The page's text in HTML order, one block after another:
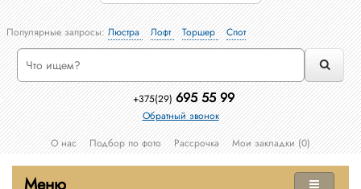
Популярные запросы:Люстра Лофт Торшер Спот
+375(29) 695 55 99
Обратный звонок
О нас
Подбор по фото Рассрочка Мои закладки (0)